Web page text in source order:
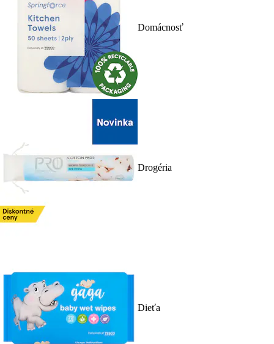
Domácnosť
Drogéria
Dieťa